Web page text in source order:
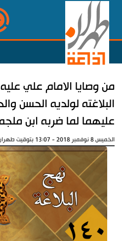
من وصايا الامام علي
البلاغته لولديه الحسن
عليهما لما ضربه ابن
الخميس 8 نوفمبر 2018 - 13:07 بتوقيت طهران